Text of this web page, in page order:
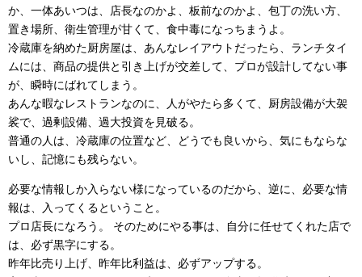
か、一体あいつは、店長なのかよ、板前なのかよ、包丁の洗い方、
置き場所、衛生管理が甘くて、食中毒になっちまうよ。
冷蔵庫を納めた厨房屋は、あんなレイアウトだったら、ランチタイ
ムには、商品の提供と引き上げが交差して、プロが設計してない事
が、瞬時にばれてしまう。
あんな暇なレストランなのに、人がやたら多くて、厨房設備が大袈
裟で、過剰設備、過大投資を見破る。
普通の人は、冷蔵庫の位置など、どうでも良いから、気にもならな
いし、記憶にも残らない。
必要な情報しか入らない様になっているのだから、逆に、必要な情
報は、入ってくるということ。
プロ店長になろう。 そのためにやる事は、自分に任せてくれた店で
は、必ず黒字にする。
昨年比売り上げ、昨年比利益は、必ずアップする。